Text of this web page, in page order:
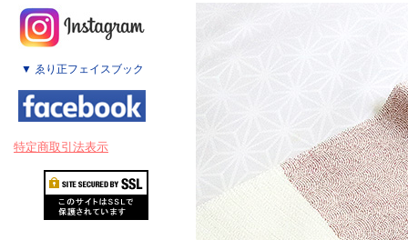
▼ ゑり正フェイスブック
特定商取引法表示